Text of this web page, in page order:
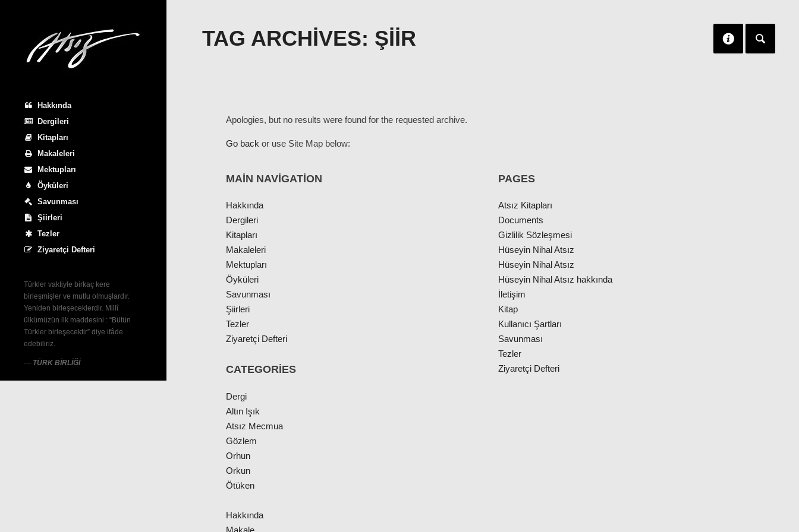
Hakkında
Dergileri
Kitapları
Makaleleri
Mektupları
Öyküleri
Savunması
Şiirleri
Tezler
Ziyaretçi Defteri
Türkler vaktiyle birkaç kere
birleşmişler ve mutlu olmuşlardır.
Yeniden birleşeceklerdir. Millî
ülkümüzün ilk maddesini : “Bütün
Türkler birleşecektir” diye ifâde
edebiliriz.
— TÜRK BİRLİĞİ
TAG ARCHIVES: ŞIIR
Apologies, but no results were found for the requested archive.
Go back or use Site Map below:
MAIN NAVIGATION
Hakkında
Dergileri
Kitapları
Makaleleri
Mektupları
Öyküleri
Savunması
Şiirleri
Tezler
Ziyaretçi Defteri
CATEGORIES
Dergi
Altın Işık
Atsız Mecmua
Gözlem
Orhun
Orkun
Ötüken
Hakkında
Makale
PAGES
Atsız Kitapları
Documents
Gizlilik Sözleşmesi
Hüseyin Nihal Atsız
Hüseyin Nihal Atsız
Hüseyin Nihal Atsız hakkında
İletişim
Kitap
Kullanıcı Şartları
Savunması
Tezler
Ziyaretçi Defteri